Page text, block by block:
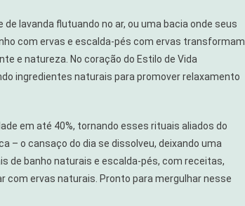
lavanda flutuando no ar, ou uma bacia onde seus
com ervas e escalda-pés com ervas transformam
e natureza. No coração do Estilo de Vida
ingredientes naturais para promover relaxamento
em até 40%, tornando esses rituais aliados do
– o cansaço do dia se dissolveu, deixando uma
de banho naturais e escalda-pés, com receitas,
ervas naturais. Pronto para mergulhar nesse